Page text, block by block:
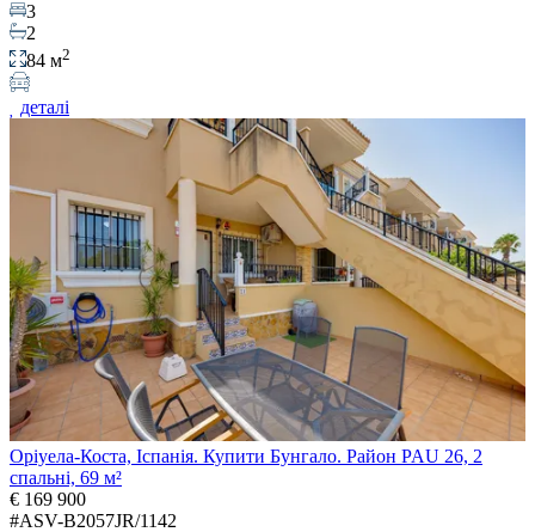
3
2
84 м2
деталі
Оріуела-Коста, Іспанія. Купити Бунгало. Район PAU 26, 2
спальні, 69 м²
€ 169 900
#ASV-B2057JR/1142